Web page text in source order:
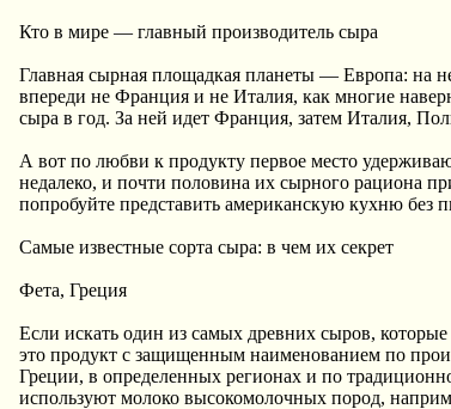
Кто в мире — главный производитель сыра
Главная сырная площадкая планеты — Европа: на
впереди не Франция и не Италия, как многие
сыра в год. За ней идет Франция, затем Италия,
А вот по любви к продукту первое место
недалеко, и почти половина их сырного рациона
попробуйте представить американскую кухню без
Самые известные сорта сыра: в чем их секрет
Фета, Греция
Если искать один из самых древних сыров,
это продукт с защищенным наименованием по
Греции, в определенных регионах и по
используют молоко высокомолочных пород,